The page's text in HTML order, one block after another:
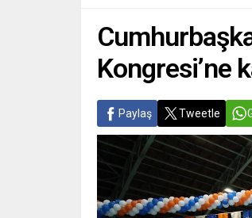
Kongresi’ne
Paylaş Tweetle